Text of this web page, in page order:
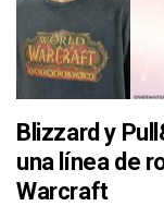
Blizzard y
una línea de
Warcraft